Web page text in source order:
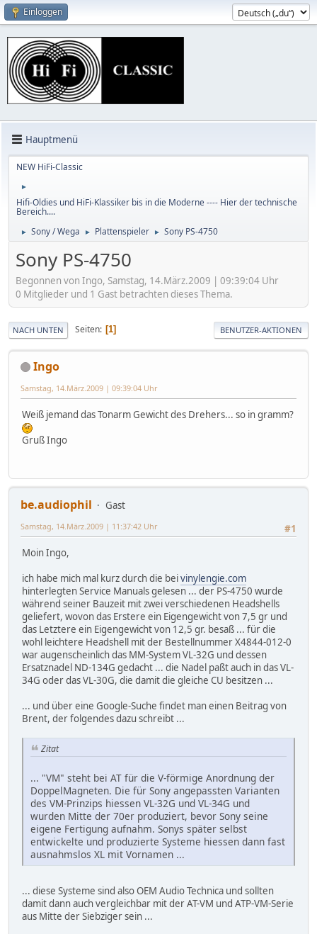
Einloggen
Hauptmenü
NEW HiFi-Classic
►
Hifi-Oldies und HiFi-Klassiker bis in die Moderne ---- Hier der technische
Bereich....
► Sony / Wega ► Plattenspieler ► Sony PS-4750
Sony PS-4750
Begonnen von Ingo, Samstag, 14.März.2009 | 09:39:04 Uhr
0 Mitglieder und 1 Gast betrachten dieses Thema.
NACH UNTEN Seiten 1 BENUTZER-AKTIONEN
Ingo
Samstag, 14.März.2009 | 09:39:04 Uhr
Weiß jemand das Tonarm Gewicht des Drehers... so in gramm?
Gruß Ingo
be.audiophil
Gast
#1
Samstag, 14.März.2009 | 11:37:42 Uhr
Moin Ingo,
ich habe mich mal kurz durch die beivinylengie.com
hinterlegten Service Manuals gelesen ... der PS-4750 wurde
während seiner Bauzeit mit zwei verschiedenen Headshells
geliefert, wovon das Erstere ein Eigengewicht von 7,5 gr und
das Letztere ein Eigengewicht von 12,5 gr. besaß ... für die
wohl leichtere Headshell mit der Bestellnummer X4844-012-0
war augenscheinlich das MM-System VL-32G und dessen
Ersatznadel ND-134G gedacht ... die Nadel paßt auch in das VL-
34G oder das VL-30G, die damit die gleiche CU besitzen ...
... und über eine Google-Suche findet man einen Beitrag von
Brent, der folgendes dazu schreibt ...
Zitat
... "VM" steht bei AT für die V-förmige Anordnung der
DoppelMagneten. Die für Sony angepassten Varianten
des VM-Prinzips hiessen VL-32G und VL-34G und
wurden Mitte der 70er produziert, bevor Sony seine
eigene Fertigung aufnahm. Sonys später selbst
entwickelte und produzierte Systeme hiessen dann fast
ausnahmslos XL mit Vornamen ...
... diese Systeme sind also OEM Audio Technica und sollten
damit dann auch vergleichbar mit der AT-VM und ATP-VM-Serie
aus Mitte der Siebziger sein ...